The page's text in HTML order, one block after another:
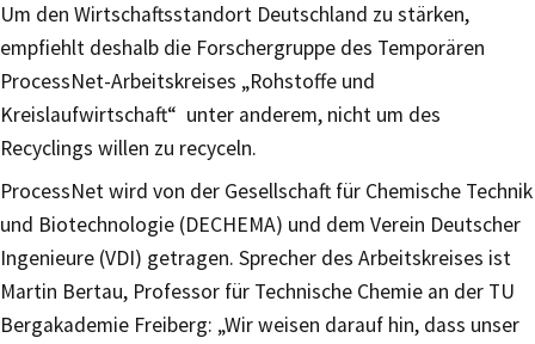
Um den Wirtschaftsstandort Deutschland zu stärken,
empfiehlt deshalb die Forschergruppe des Temporären
ProcessNet-Arbeitskreises „Rohstoffe und
Kreislaufwirtschaft“ unter anderem, nicht um des
Recyclings willen zu recyceln.
ProcessNet wird von der Gesellschaft für Chemische Technik
und Biotechnologie (DECHEMA) und dem Verein Deutscher
Ingenieure (VDI) getragen. Sprecher des Arbeitskreises ist
Martin Bertau, Professor für Technische Chemie an der TU
Bergakademie Freiberg: „Wir weisen darauf hin, dass unser